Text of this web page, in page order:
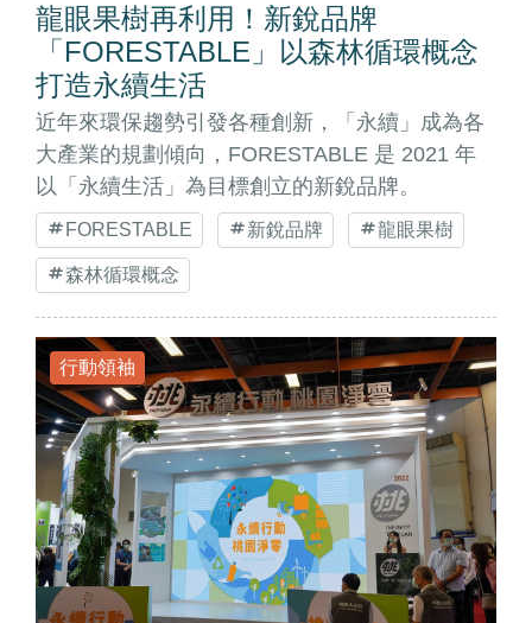
龍眼果樹再利用！新銳品牌
「FORESTABLE」以森林循環概念
打造永續生活
近年來環保趨勢引發各種創新，「永續」成為各
大產業的規劃傾向，FORESTABLE 是 2021 年
以「永續生活」為目標創立的新銳品牌。
FORESTABLE 新銳品牌 龍眼果樹
森林循環概念
行動領袖